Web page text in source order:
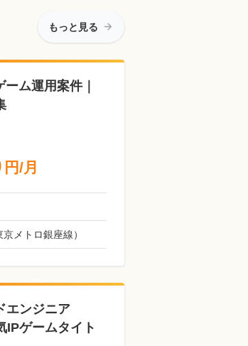
もっと見る
ム運用案件｜
円/月
メトロ銀座線）
エンジニア
IPゲームタイト